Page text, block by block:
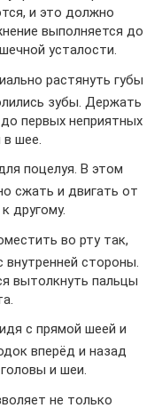
и это должно
выполняется до
усталости.
растянуть губы
зубы. Держать
первых неприятных
шее.
поцелуя. В этом
сжать и двигать от
другому.
во рту так,
стороны.
вытолкнуть пальцы
с прямой шеей и
вперёд и назад
и шеи.
не только